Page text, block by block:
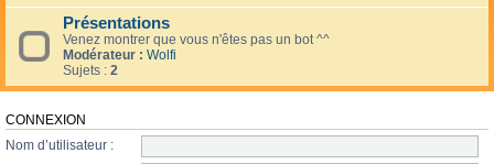
Présentations
Venez montrer que vous n'êtes pas un bot ^^
Modérateur : Wolfi
Sujets : 2
CONNEXION
Nom d’utilisateur :